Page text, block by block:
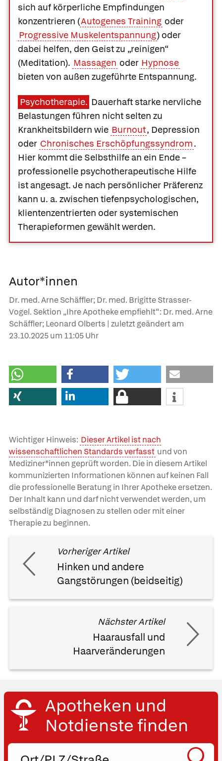
sich auf körperliche Empfindungen
konzentrieren (Autogenes Training oder
Progressive Muskelentspannung) oder
dabei helfen, den Geist zu „reinigen“
(Meditation). Massagen oder Hypnose
bieten von außen zugeführte Entspannung.
Psychotherapie. Dauerhaft starke nervliche
Belastungen führen nicht selten zu
Krankheitsbildern wie Burnout, Depression
oder Chronisches Erschöpfungssyndrom.
Hier kommt die Selbsthilfe an ein Ende –
professionelle psychotherapeutische Hilfe
ist angesagt. Je nach persönlicher Präferenz
kann u. a. zwischen tiefenpsychologischen,
klientenzentrierten oder systemischen
Therapieformen gewählt werden.
Autor*innen
Dr. med. Arne Schäffler; Dr. med. Brigitte Strasser-
Vogel. Sektion „Ihre Apotheke empfiehlt“: Dr. med. Arne
Schäffler; Leonard Olberts | zuletzt geändert am
23.10.2025um 11:05 Uhr
Wichtiger Hinweis: Dieser Artikel ist nach
wissenschaftlichen Standards verfasst und von
Mediziner*innen geprüft worden. Die in diesem Artikel
kommunizierten Informationen können auf keinen Fall
die professionelle Beratung in Ihrer Apotheke ersetzen.
Der Inhalt kann und darf nicht verwendet werden, um
selbständig Diagnosen zu stellen oder mit einer
Therapie zu beginnen.
Vorheriger Artikel
Hinken und andere
Gangstörungen (beidseitig)
Nächster Artikel
Haarausfall und
Haarveränderungen
Apotheken und
Notdienste finden
Ort,